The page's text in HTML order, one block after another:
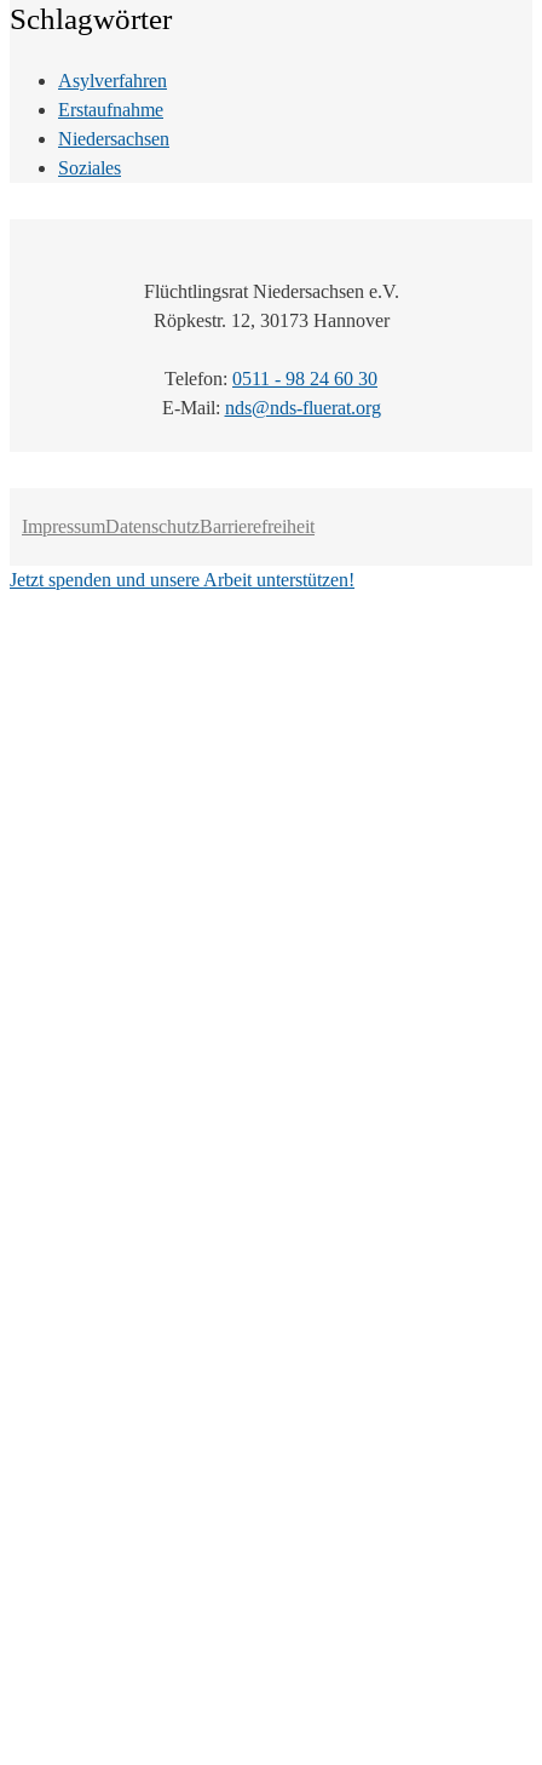
Schlagwörter
Asylverfahren
Erstaufnahme
Niedersachsen
Soziales
Flüchtlingsrat Niedersachsen e.V.
Röpkestr. 12, 30173 Hannover
Telefon: 0511 - 98 24 60 30
E-Mail: nds@nds-fluerat.org
ImpressumDatenschutzBarrierefreiheit
Jetzt spenden und unsere Arbeit unterstützen!